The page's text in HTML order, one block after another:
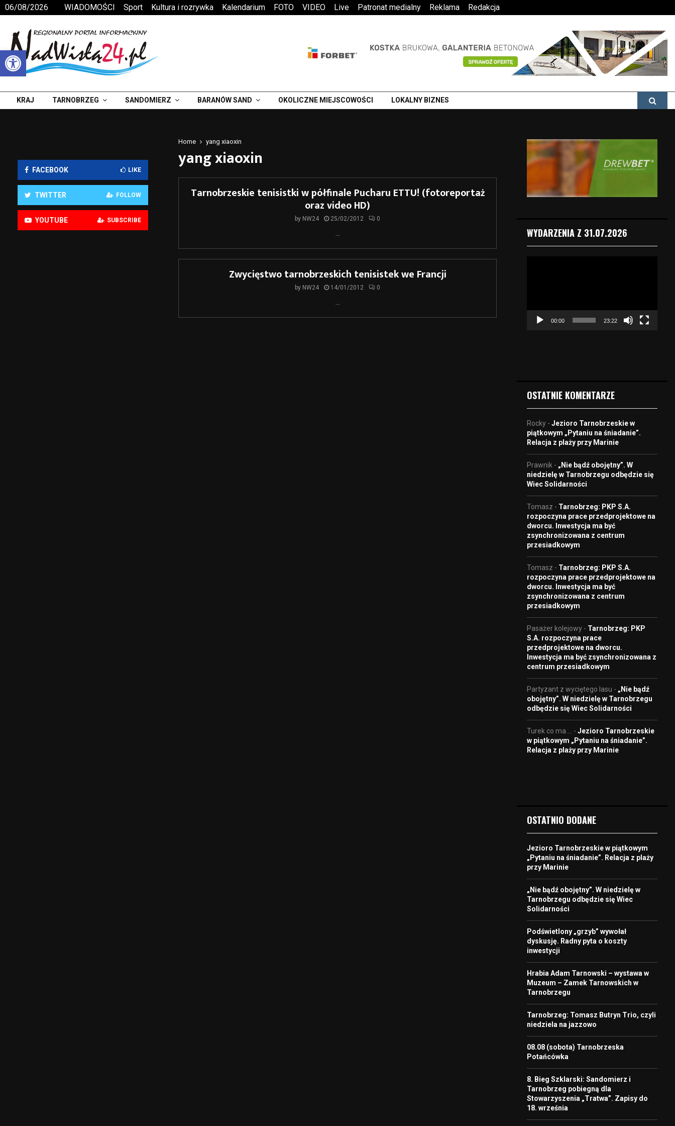
Otwórz pasek narzędzi
06/08/2026 WIADOMOŚCI Sport Kultura i rozrywka Kalendarium FOTO VIDEO Live Patronat medialny Reklama Redakcja
KRAJ TARNOBRZEG SANDOMIERZ BARANÓW SAND OKOLICZNE MIEJSCOWOŚCI LOKALNY BIZNES
Home yang xiaoxin
yang xiaoxin
Tarnobrzeskie tenisistki w półfinale Pucharu ETTU! (fotoreportaż
oraz video HD)
by NW24 25/02/2012 0
Zwycięstwo tarnobrzeskich tenisistek we Francji
by NW24 14/01/2012 0
FACEBOOK LIKE
TWITTER FOLLOW
YOUTUBE SUBSCRIBE
WYDARZENIA Z 31.07.2026
e
o
00:00 23:22
OSTATNIE KOMENTARZE
Rocky - Jezioro Tarnobrzeskie w
piątkowym „Pytaniu na śniadanie”.
Relacja z plaży przy Marinie
Prawnik - „Nie bądź obojętny”. W
niedzielę w Tarnobrzegu odbędzie się
Wiec Solidarności
Tomasz - Tarnobrzeg: PKP S.A.
rozpoczyna prace przedprojektowe na
dworcu. Inwestycja ma być
zsynchronizowana z centrum
przesiadkowym
Tomasz - Tarnobrzeg: PKP S.A.
rozpoczyna prace przedprojektowe na
dworcu. Inwestycja ma być
zsynchronizowana z centrum
przesiadkowym
Pasażer kolejowy - Tarnobrzeg: PKP
S.A. rozpoczyna prace
przedprojektowe na dworcu.
Inwestycja ma być zsynchronizowana z
centrum przesiadkowym
Partyzant z wyciętego lasu - „Nie bądź
obojętny”. W niedzielę w Tarnobrzegu
odbędzie się Wiec Solidarności
Turek co ma.... - Jezioro Tarnobrzeskie
w piątkowym „Pytaniu na śniadanie”.
Relacja z plaży przy Marinie
OSTATNIO DODANE
Jezioro Tarnobrzeskie w piątkowym
„Pytaniu na śniadanie”. Relacja z plaży
przy Marinie
„Nie bądź obojętny”. W niedzielę w
Tarnobrzegu odbędzie się Wiec
Solidarności
Podświetlony „grzyb” wywołał
dyskusję. Radny pyta o koszty
inwestycji
Hrabia Adam Tarnowski – wystawa w
Muzeum – Zamek Tarnowskich w
Tarnobrzegu
Tarnobrzeg: Tomasz Butryn Trio, czyli
niedziela na jazzowo
08.08 (sobota) Tarnobrzeska
Potańcówka
8. Bieg Szklarski: Sandomierz i
Tarnobrzeg pobiegną dla
Stowarzyszenia „Tratwa”. Zapisy do
18. września